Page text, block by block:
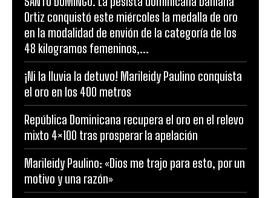
Ortiz conquistó este miércoles la medalla de oro
en la modalidad de envión de la categoría de los
48 kilogramos femeninos,...
¡Ni la lluvia la detuvo! Marileidy Paulino conquista
el oro en los 400 metros
República Dominicana recupera el oro en el relevo
mixto 4×100 tras prosperar la apelación
Marileidy Paulino: «Dios me trajo para esto, por un
motivo y una razón»